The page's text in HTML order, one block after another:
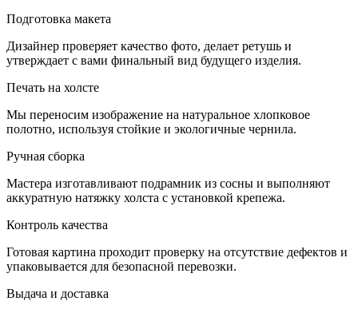
Подготовка макета
Дизайнер проверяет качество фото, делает ретушь и
утверждает с вами финальный вид будущего изделия.
Печать на холсте
Мы переносим изображение на натуральное хлопковое
полотно, используя стойкие и экологичные чернила.
Ручная сборка
Мастера изготавливают подрамник из сосны и выполняют
аккуратную натяжку холста с установкой крепежа.
Контроль качества
Готовая картина проходит проверку на отсутствие дефектов и
упаковывается для безопасной перевозки.
Выдача и доставка